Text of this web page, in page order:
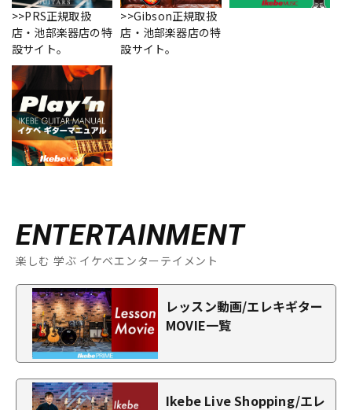
>>PRS正規取扱
店・池部楽器店の特
設サイト。
>>Gibson正規取扱
店・池部楽器店の特
設サイト。
ENTERTAINMENT
楽しむ 学ぶ イケベエンターテイメント
レッスン動画/エレキギター
MOVIE一覧
Ikebe Live Shopping/エレ